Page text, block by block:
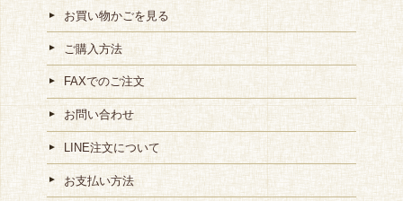
お買い物かごを見る
ご購入方法
FAXでのご注文
お問い合わせ
LINE注文について
お支払い方法